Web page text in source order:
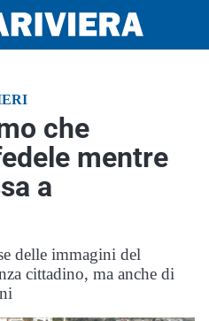
che
mentre
a
delle immagini del
cittadino, ma anche di